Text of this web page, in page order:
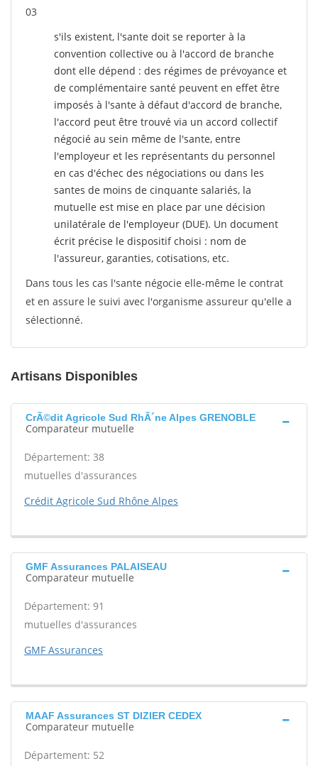
03
s'ils existent, l'sante doit se reporter à la
convention collective ou à l'accord de branche
dont elle dépend : des régimes de prévoyance et
de complémentaire santé peuvent en effet être
imposés à l'sante à défaut d'accord de branche,
l'accord peut être trouvé via un accord collectif
négocié au sein même de l'sante, entre
l'employeur et les représentants du personnel
en cas d'échec des négociations ou dans les
santes de moins de cinquante salariés, la
mutuelle est mise en place par une décision
unilatérale de l'employeur (DUE). Un document
écrit précise le dispositif choisi : nom de
l'assureur, garanties, cotisations, etc.
Dans tous les cas l'sante négocie elle-même le contrat
et en assure le suivi avec l'organisme assureur qu'elle a
sélectionné.
Artisans Disponibles
CrÃ©dit Agricole Sud RhÃ´ne Alpes GRENOBLE
Comparateur mutuelle
Département: 38
mutuelles d'assurances
Crédit Agricole Sud Rhône Alpes
GMF Assurances PALAISEAU
Comparateur mutuelle
Département: 91
mutuelles d'assurances
GMF Assurances
MAAF Assurances ST DIZIER CEDEX
Comparateur mutuelle
Département: 52